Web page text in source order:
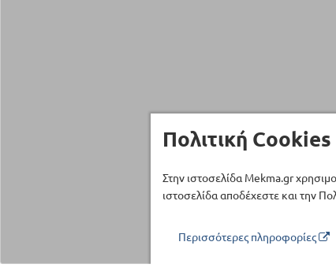
Πολιτική
Στην ιστοσελίδα Mekma.gr
ιστοσελίδα αποδέχεστε και την
Περισσότερες πληροφορίες